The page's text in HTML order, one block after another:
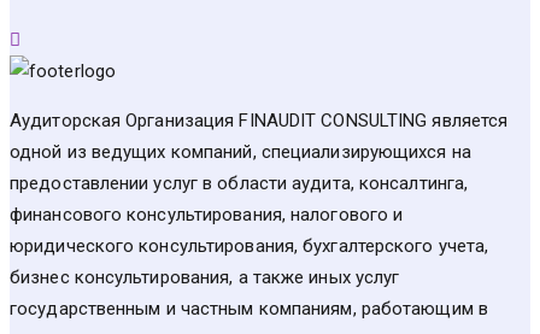
Аудиторская Организация FINAUDIT CONSULTING является
одной из ведущих компаний, специализирующихся на
предоставлении услуг в области аудита, консалтинга,
финансового консультирования, налогового и
юридического консультирования, бухгалтерского учета,
бизнес консультирования, а также иных услуг
государственным и частным компаниям, работающим в